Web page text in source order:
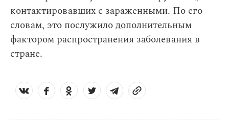
контактировавших с зараженными. По его
словам, это послужило дополнительным
фактором распространения заболевания в
стране.